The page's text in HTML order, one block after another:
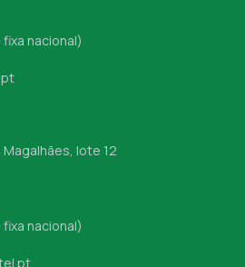
nacional)
Magalhães, lote 12
nacional)